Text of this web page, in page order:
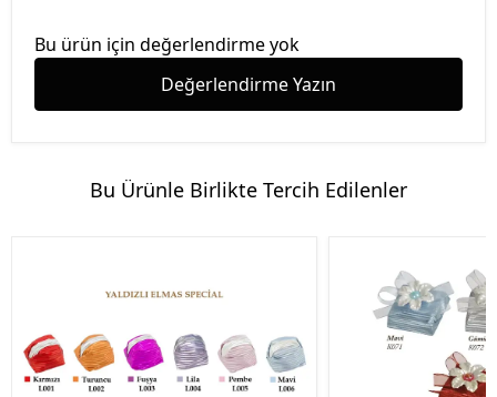
Bu ürün için değerlendirme yok
Değerlendirme Yazın
Bu Ürünle Birlikte Tercih Edilenler